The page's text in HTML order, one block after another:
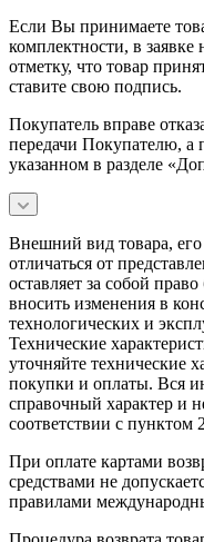
Если Вы принимаете
комплектности, в заявке
отметку, что товар
ставите свою подпись.
Покупатель вправе
передачи Покупателю, а
указанном в разделе
Внешний вид товара, его
отличаться от
оставляет за собой
вносить изменения в
технологических и
Технические
уточняйте технические
покупки и оплаты. Вся
справочный характер и
соответствии с пунктом
При оплате картами
средствами не
правилами